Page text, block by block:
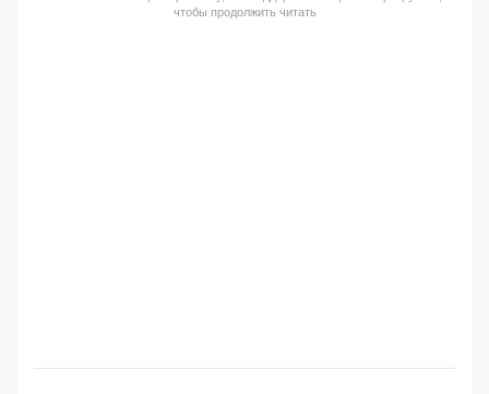
чтобы продолжить читать